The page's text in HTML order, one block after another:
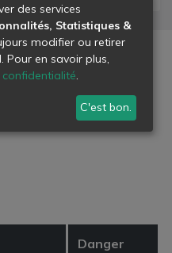
Danger
des services
Statistiques &
modifier ou retirer
Pour en savoir plus,
.
C'est bon.